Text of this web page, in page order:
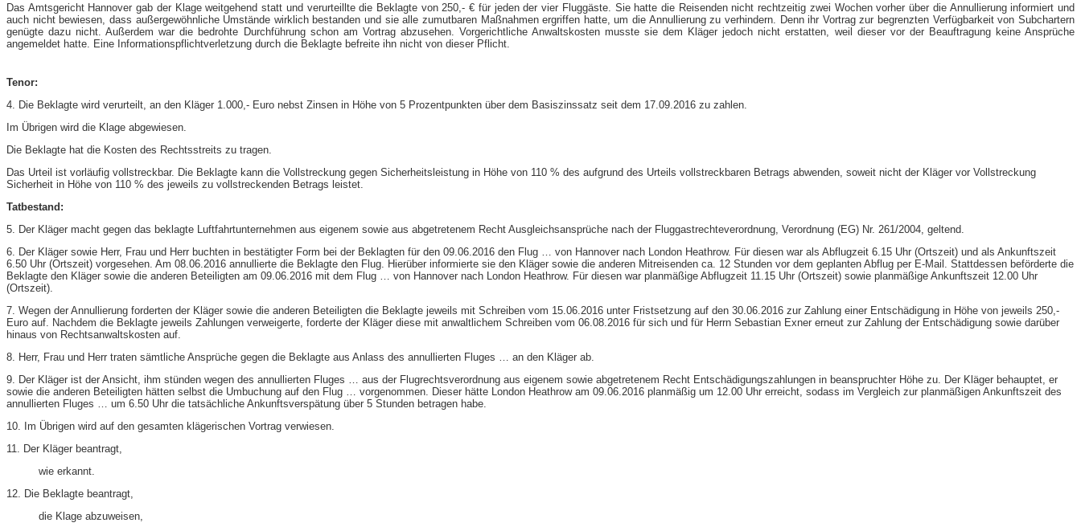
Das Amtsgericht Hannover gab der Klage weitgehend statt und verurteillte die Beklagte von 250,- € für jeden der vier Fluggäste. Sie hatte die Reisenden nicht rechtzeitig zwei Wochen vorher über die Annullierung informiert und
auch nicht bewiesen, dass außergewöhnliche Umstände wirklich bestanden und sie alle zumutbaren Maßnahmen ergriffen hatte, um die Annullierung zu verhindern. Denn ihr Vortrag zur begrenzten Verfügbarkeit von Subchartern
genügte dazu nicht. Außerdem war die bedrohte Durchführung schon am Vortrag abzusehen. Vorgerichtliche Anwaltskosten musste sie dem Kläger jedoch nicht erstatten, weil dieser vor der Beauftragung keine Ansprüche
angemeldet hatte. Eine Informationspflichtverletzung durch die Beklagte befreite ihn nicht von dieser Pflicht.
Tenor:
4. Die Beklagte wird verurteilt, an den Kläger 1.000,- Euro nebst Zinsen in Höhe von 5 Prozentpunkten über dem Basiszinssatz seit dem 17.09.2016 zu zahlen.
Im Übrigen wird die Klage abgewiesen.
Die Beklagte hat die Kosten des Rechtsstreits zu tragen.
Das Urteil ist vorläufig vollstreckbar. Die Beklagte kann die Vollstreckung gegen Sicherheitsleistung in Höhe von 110 % des aufgrund des Urteils vollstreckbaren Betrags abwenden, soweit nicht der Kläger vor Vollstreckung
Sicherheit in Höhe von 110 % des jeweils zu vollstreckenden Betrags leistet.
Tatbestand:
5. Der Kläger macht gegen das beklagte Luftfahrtunternehmen aus eigenem sowie aus abgetretenem Recht Ausgleichsansprüche nach der Fluggastrechteverordnung, Verordnung (EG) Nr. 261/2004, geltend.
6. Der Kläger sowie Herr, Frau und Herr buchten in bestätigter Form bei der Beklagten für den 09.06.2016 den Flug … von Hannover nach London Heathrow. Für diesen war als Abflugzeit 6.15 Uhr (Ortszeit) und als Ankunftszeit
6.50 Uhr (Ortszeit) vorgesehen. Am 08.06.2016 annullierte die Beklagte den Flug. Hierüber informierte sie den Kläger sowie die anderen Mitreisenden ca. 12 Stunden vor dem geplanten Abflug per E-​Mail. Stattdessen beförderte die
Beklagte den Kläger sowie die anderen Beteiligten am 09.06.2016 mit dem Flug … von Hannover nach London Heathrow. Für diesen war planmäßige Abflugzeit 11.15 Uhr (Ortszeit) sowie planmäßige Ankunftszeit 12.00 Uhr
(Ortszeit).
7. Wegen der Annullierung forderten der Kläger sowie die anderen Beteiligten die Beklagte jeweils mit Schreiben vom 15.06.2016 unter Fristsetzung auf den 30.06.2016 zur Zahlung einer Entschädigung in Höhe von jeweils 250,-
Euro auf. Nachdem die Beklagte jeweils Zahlungen verweigerte, forderte der Kläger diese mit anwaltlichem Schreiben vom 06.08.2016 für sich und für Herrn Sebastian Exner erneut zur Zahlung der Entschädigung sowie darüber
hinaus von Rechtsanwaltskosten auf.
8. Herr, Frau und Herr traten sämtliche Ansprüche gegen die Beklagte aus Anlass des annullierten Fluges … an den Kläger ab.
9. Der Kläger ist der Ansicht, ihm stünden wegen des annullierten Fluges … aus der Flugrechtsverordnung aus eigenem sowie abgetretenem Recht Entschädigungszahlungen in beanspruchter Höhe zu. Der Kläger behauptet, er
sowie die anderen Beteiligten hätten selbst die Umbuchung auf den Flug … vorgenommen. Dieser hätte London Heathrow am 09.06.2016 planmäßig um 12.00 Uhr erreicht, sodass im Vergleich zur planmäßigen Ankunftszeit des
annullierten Fluges … um 6.50 Uhr die tatsächliche Ankunftsverspätung über 5 Stunden betragen habe.
10. Im Übrigen wird auf den gesamten klägerischen Vortrag verwiesen.
11. Der Kläger beantragt,
wie erkannt.
12. Die Beklagte beantragt,
die Klage abzuweisen,